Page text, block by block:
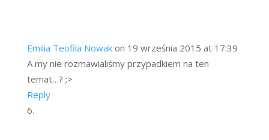
Emilia Teofila Nowak on 19 września 2015 at 17:39
A my nie rozmawialiśmy przypadkiem na ten
temat…? ;>
Reply